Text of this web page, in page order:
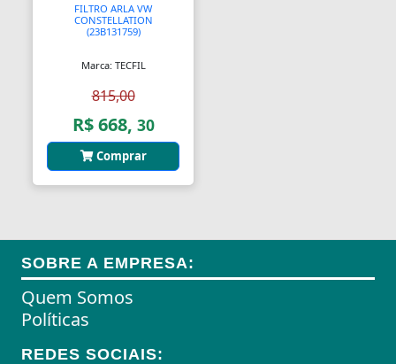
FILTRO ARLA VW
CONSTELLATION
(23B131759)
Marca: TECFIL
815,00
R$ 668, 30
Comprar
SOBRE A EMPRESA:
Quem Somos
Políticas
REDES SOCIAIS: